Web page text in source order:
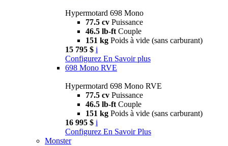
Hypermotard 698 Mono
77.5 cv Puissance
46.5 lb-ft Couple
151 kg Poids à vide (sans carburant)
15 795 $ i
Configurez En Savoir plus
698 Mono RVE
Hypermotard 698 Mono RVE
77.5 cv Puissance
46.5 lb-ft Couple
151 kg Poids à vide (sans carburant)
16 995 $ i
Configurez En Savoir Plus
Monster